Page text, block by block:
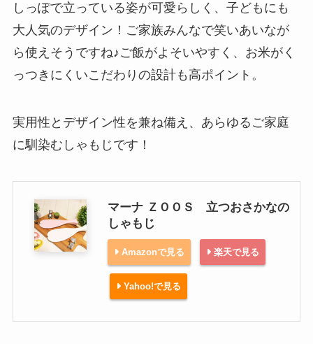
しっぽで立っている姿が可愛らしく、子どもにも
大人気のデザイン！ご家族みんなで笑いあいなが
ら使えそうですね♪ご飯がよそいやすく、お米がく
っつきにくいこだわりの設計も高ポイント。
実用性とデザイン性を兼ね備え、あらゆるご家庭
に馴染むしゃもじです！
マーナ ＺＯＯＳ 立つおさかなの
しゃもじ
Amazonで見る 楽天で見る
Yahoo!で見る